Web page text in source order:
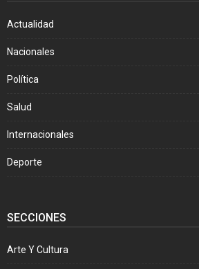
Actualidad
Nacionales
Política
Salud
Internacionales
Deporte
SECCIONES
Arte Y Cultura